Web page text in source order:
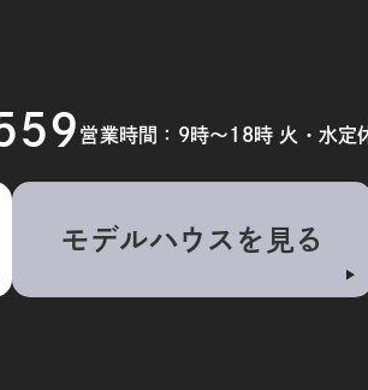
営業時間：9時～18時 火・水定
モデルハウスを見る